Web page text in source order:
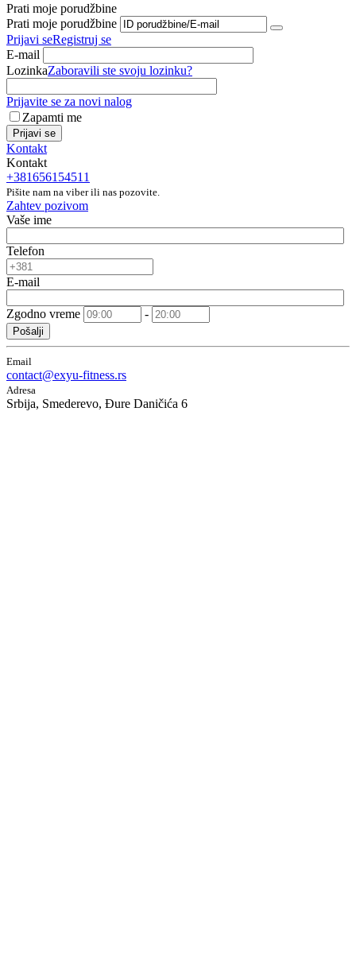
Prati moje porudžbine
Prati moje porudžbine
Prijavi seRegistruj se
E-mail
LozinkaZaboravili ste svoju lozinku?
Prijavite se za novi nalog
Zapamti me
Prijavi se
Kontakt
Kontakt
+381656154511
Pišite nam na viber ili nas pozovite.
Zahtev pozivom
Vaše ime
Telefon
E-mail
Zgodno vreme -
Pošalji
Email
contact@exyu-fitness.rs
Adresa
Srbija, Smederevo, Đure Daničića 6